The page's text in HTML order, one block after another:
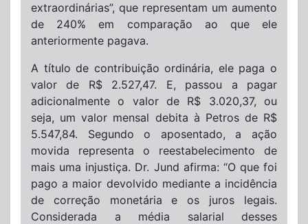
extraordinárias”, que representam um aumento
de 240% em comparação ao que ele
anteriormente pagava.
A título de contribuição ordinária, ele paga o
valor de R$ 2.527,47. E, passou a pagar
adicionalmente o valor de R$ 3.020,37, ou
seja, um valor mensal debita à Petros de R$
5.547,84. Segundo o aposentado, a ação
movida representa o reestabelecimento de
mais uma injustiça. Dr. Jund afirma: “O que foi
pago a maior devolvido mediante a incidência
de correção monetária e os juros legais.
Considerada a média salarial desses